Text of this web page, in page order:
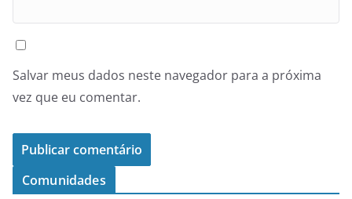
Salvar meus dados neste navegador para a próxima
vez que eu comentar.
Comunidades